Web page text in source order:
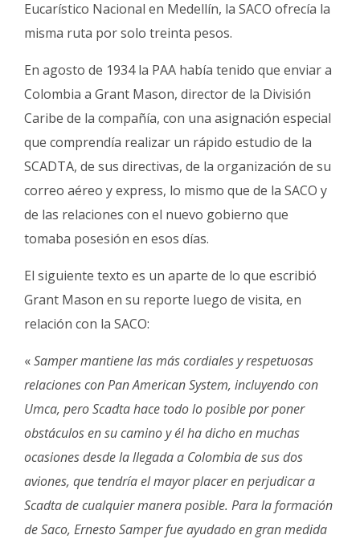
Eucarístico Nacional en Medellín, la SACO ofrecía la
misma ruta por solo treinta pesos.
En agosto de 1934 la PAA había tenido que enviar a
Colombia a Grant Mason, director de la División
Caribe de la compañía, con una asignación especial
que comprendía realizar un rápido estudio de la
SCADTA, de sus directivas, de la organización de su
correo aéreo y express, lo mismo que de la SACO y
de las relaciones con el nuevo gobierno que
tomaba posesión en esos días.
El siguiente texto es un aparte de lo que escribió
Grant Mason en su reporte luego de visita, en
relación con la SACO:
«Samper mantiene las más cordiales y respetuosas
relaciones con Pan American System, incluyendo con
Umca, pero Scadta hace todo lo posible por poner
obstáculos en su camino y él ha dicho en muchas
ocasiones desde la llegada a Colombia de sus dos
aviones, que tendría el mayor placer en perjudicar a
Scadta de cualquier manera posible. Para la formación
de Saco, Ernesto Samper fue ayudado en gran medida